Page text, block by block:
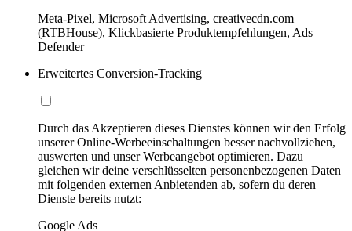
Meta-Pixel, Microsoft Advertising, creativecdn.com
(RTBHouse), Klickbasierte Produktempfehlungen, Ads
Defender
Erweitertes Conversion-Tracking
Durch das Akzeptieren dieses Dienstes können wir den Erfolg
unserer Online-Werbeeinschaltungen besser nachvollziehen,
auswerten und unser Werbeangebot optimieren. Dazu
gleichen wir deine verschlüsselten personenbezogenen Daten
mit folgenden externen Anbietenden ab, sofern du deren
Dienste bereits nutzt:
Google Ads